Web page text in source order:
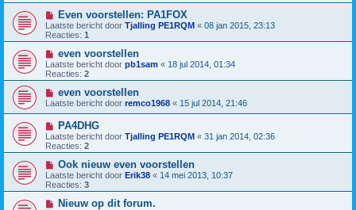
Even voorstellen: PA1FOX
Laatste bericht door Tjalling PE1RQM « 08 jan 2015, 23:13
Reacties: 1
even voorstellen
Laatste bericht door pb1sam « 18 jul 2014, 01:34
Reacties: 2
even voorstellen
Laatste bericht door remco1968 « 15 jul 2014, 21:46
PA4DHG
Laatste bericht door Tjalling PE1RQM « 31 jan 2014, 02:36
Reacties: 2
Ook nieuw even voorstellen
Laatste bericht door Erik38 « 14 mei 2013, 10:37
Reacties: 3
Nieuw op dit forum.